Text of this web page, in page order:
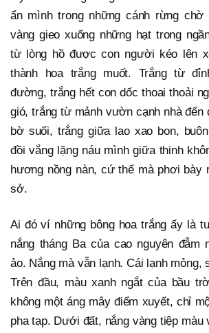
ẩn mình trong những cánh rừng
vàng gieo xuống những hạt trong
từ lòng hồ được con người kéo lên
thành hoa trắng muốt. Trắng từ
đường, trắng hết con dốc thoai thoải
gió, trắng từ mảnh vườn cạnh nhà đến
bờ suối, trắng giữa lao xao bon,
đồi vắng lặng náu mình giữa thinh
hương nồng nàn, cứ thế mà phơi
sở.
Ai đó ví những bông hoa trắng ấy là
nắng tháng Ba của cao nguyên đẫm
ảo. Nắng mà vẫn lạnh. Cái lạnh mỏng,
Trên đầu, màu xanh ngắt của bầu
không một áng mây điểm xuyết, chỉ
pha tạp. Dưới đất, nắng vàng tiệp